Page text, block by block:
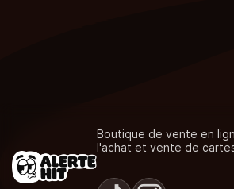
Boutique de vente en
l'achat et vente de